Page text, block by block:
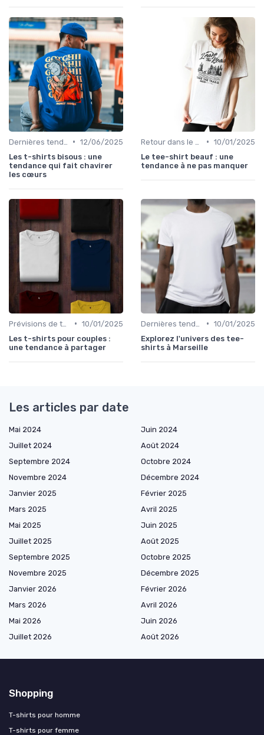
• 12/06/2025
Les t-shirts bisous : une
tendance qui fait chavirer
les cœurs
• 10/01/2025
Le tee-shirt beauf : une
tendance à ne pas manquer
• 10/01/2025
Les t-shirts pour couples :
une tendance à partager
• 10/01/2025
Explorez l'univers des tee-
shirts à Marseille
Les articles par date
Mai 2024
Juin 2024
Juillet 2024
Août 2024
Septembre 2024
Octobre 2024
Novembre 2024
Décembre 2024
Janvier 2025
Février 2025
Mars 2025
Avril 2025
Mai 2025
Juin 2025
Juillet 2025
Août 2025
Septembre 2025
Octobre 2025
Novembre 2025
Décembre 2025
Janvier 2026
Février 2026
Mars 2026
Avril 2026
Mai 2026
Juin 2026
Juillet 2026
Août 2026
Shopping
T-shirts pour homme
T-shirts pour femme